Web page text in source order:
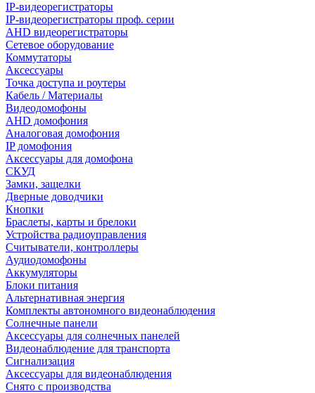
IP-видеорегистраторы
IP-видеорегистраторы проф. серии
AHD видеорегистраторы
Сетевое оборудование
Коммутаторы
Аксессуары
Точка доступа и роутеры
Кабель / Материалы
Видеодомофоны
AHD домофония
Аналоговая домофония
IP домофония
Аксессуары для домофона
СКУД
Замки, защелки
Дверные доводчики
Кнопки
Браслеты, карты и брелоки
Устройства радиоуправления
Считыватели, контроллеры
Аудиодомофоны
Аккумуляторы
Блоки питания
Альтернативная энергия
Комплекты автономного видеонаблюдения
Солнечные панели
Аксессуары для солнечных панелей
Видеонаблюдение для транспорта
Сигнализация
Аксессуары для видеонаблюдения
Снято с производства